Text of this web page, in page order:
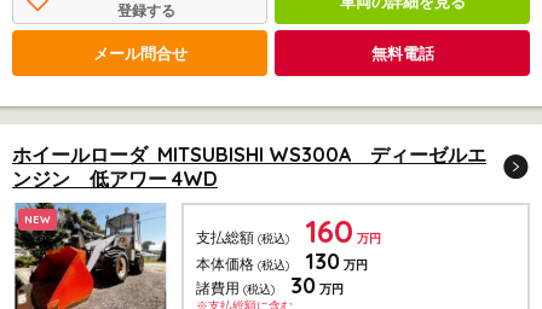
登録する
メール問合せ 無料電話
ホイールローダ MITSUBISHI WS300A ディーゼルエ
ンジン 低アワー 4WD
NEW
支払総額 (税込) 160 万円
本体価格 (税込) 130 万円
諸費用 (税込) 30 万円